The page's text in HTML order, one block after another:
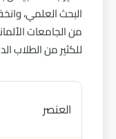
البحث العلمي،
من الجامعات
للكثير من الطلاب
العنصر